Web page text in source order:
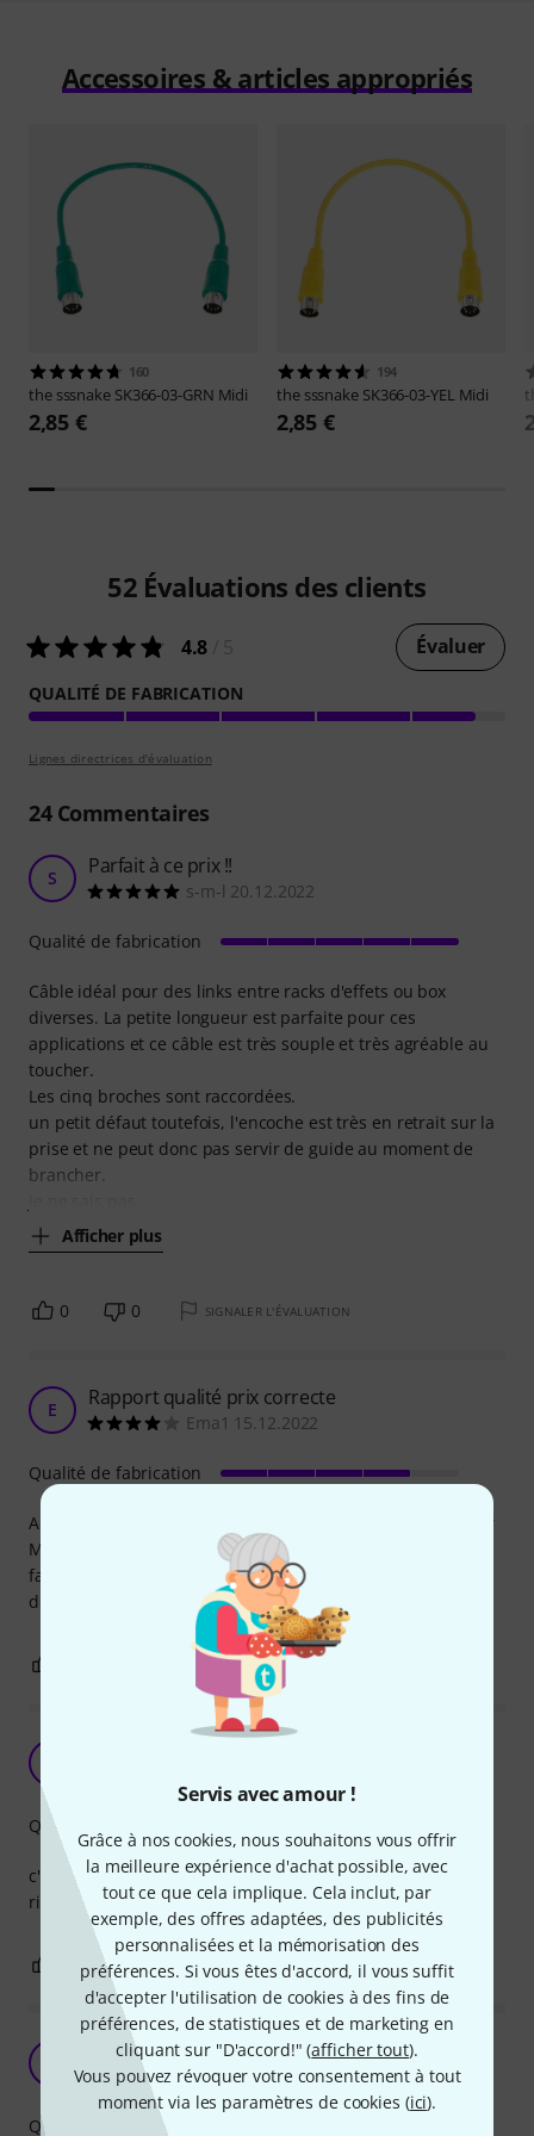
Servis avec amour !
Grâce à nos cookies, nous souhaitons vous offrir
la meilleure expérience d'achat possible, avec
tout ce que cela implique. Cela inclut, par
exemple, des offres adaptées, des publicités
personnalisées et la mémorisation des
préférences. Si vous êtes d'accord, il vous suffit
d'accepter l'utilisation de cookies à des fins de
préférences, de statistiques et de marketing en
cliquant sur "D'accord!" (afficher tout).
Vous pouvez révoquer votre consentement à tout
moment via les paramètres de cookies (ici).
Accessoires & articles appropriés
160
the sssnake SK366-03-GRN Midi
2,85 €
194
the sssnake SK366-03-YEL Midi
2,85 €
52 Évaluations des clients
4.8 Évaluer
QUALITÉ DE FABRICATION
Lignes directrices d'évaluation
24Commentaires
S Parfait à ce prix !!
s-m-l 20.12.2022
Câble idéal pour des links entre racks d'effets ou box
diverses. La petite longueur est parfaite pour ces
applications et ce câble est très souple et très agréable au
toucher.
Les cinq broches sont raccordées.
un petit défaut toutefois, l'encoche est très en retrait sur la
prise et ne peut donc pas servir de guide au moment de
brancher.
Afficher plus
Qualité de fabrication
0 0 SIGNALER L'ÉVALUATION
E Rapport qualité prix correcte
Ema1 15.12.2022
Acheté pour relier un séquenceur Midi OUT vers un boitier
Midi Thru, il me fallait donc une petite longueur. Le câble
fait le job, la qualité est correcte compte tenu du prix
demandé. Mais c'est pas du haut de gamme.
Qualité de fabrication
SIGNALER L'ÉVALUATION
c'est pas le plus robuste de ma collection car un peu trop
rigide mais je n'ai jamais eu de problème avec
Qualité de fabrication
0 SIGNALER L'ÉVALUATION
Très bien
MPPD 20.04.2024
Qualité de fabrication